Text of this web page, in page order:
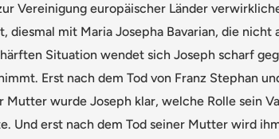
Vereinigung europäischer Länder
diesmal mit Maria Josepha Bavarian, die nicht
Situation wendet sich Joseph scharf
Erst nach dem Tod von Franz Stephan
Mutter wurde Joseph klar, welche Rolle sein
Und erst nach dem Tod seiner Mutter wird